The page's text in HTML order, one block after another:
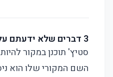
3 דברים שלא ידעתם על סטיץ'
סטיץ' תוכנן במקור
השם המקורי שלו הוא ניסוי